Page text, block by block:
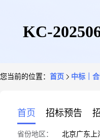
KC-
您当前的位置： 首页 中标｜
首页 招标预告
省份地区： 北京广东